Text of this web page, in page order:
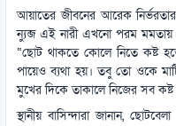
আয়াতের জীবনের আরেক
ন্যুব্জ এই নারী এখনো পরম মমতায়
“ছোট থাকতে কোলে নিতে কষ্ট
পায়েও ব্যথা হয়। তবু তো ওকে
মুখের দিকে তাকালে নিজের সব
স্থানীয় বাসিন্দারা জানান,